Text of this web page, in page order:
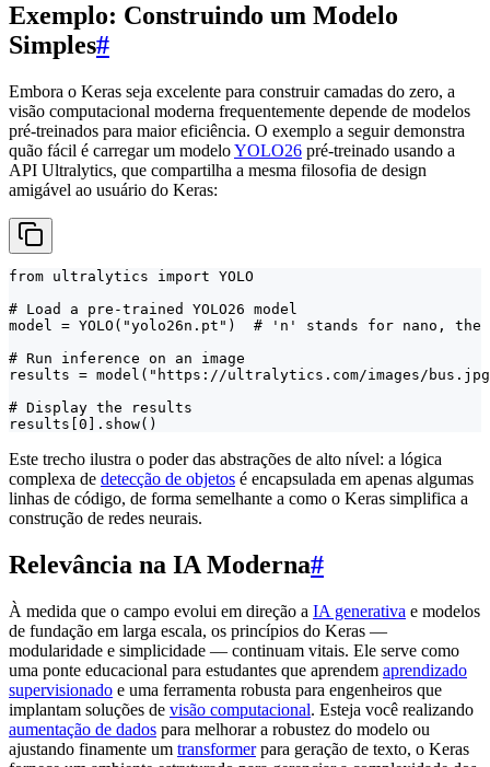
Exemplo: Construindo um Modelo
Simples#
Embora o Keras seja excelente para construir camadas do zero, a
visão computacional moderna frequentemente depende de modelos
pré-treinados para maior eficiência. O exemplo a seguir demonstra
quão fácil é carregar um modeloYOLO26 pré-treinado usando a
API Ultralytics, que compartilha a mesma filosofia de design
amigável ao usuário do Keras:
from ultralytics import YOLO
# Load a pre-trained YOLO26 model
model = YOLO("yolo26n.pt")  # 'n' stands for nano,
# Run inference on an image
results = model("https://ultralytics.com/images/
# Display the results
results[0].show()
Este trecho ilustra o poder das abstrações de alto nível: a lógica
complexa de detecção de objetos é encapsulada em apenas algumas
linhas de código, de forma semelhante a como o Keras simplifica a
construção de redes neurais.
Relevância na IA Moderna#
À medida que o campo evolui em direção a IA generativa e modelos
de fundação em larga escala, os princípios do Keras —
modularidade e simplicidade — continuam vitais. Ele serve como
uma ponte educacional para estudantes que aprendem aprendizado
supervisionado e uma ferramenta robusta para engenheiros que
implantam soluções de visão computacional. Esteja você realizando
aumentação de dados para melhorar a robustez do modelo ou
ajustando finamente um transformerpara geração de texto, o Keras